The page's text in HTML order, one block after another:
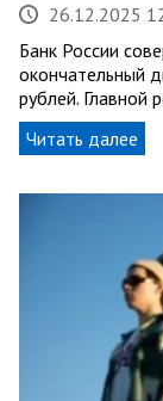
26.12.2025
Банк России
окончательный
рублей. Главной
Читать далее